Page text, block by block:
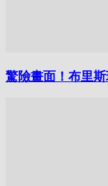
驚險畫面！布里